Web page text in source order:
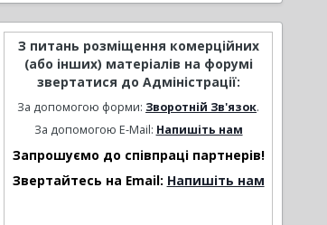
З питань розміщення комерційних
(або інших) матеріалів на форумі
звертатися до Адміністрації:
За допомогою форми: Зворотній Зв'язок.
За допомогою E-Mail: Напишіть нам
Запрошуємо до співпраці партнерів!
Звертайтесь на Email: Напишіть нам